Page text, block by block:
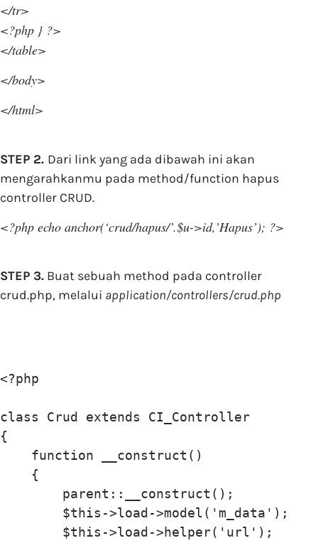
</tr>
<?php } ?>
</table>
</body>
</html>
STEP 2. Dari link yang ada dibawah ini akan
mengarahkanmu pada method/function hapus
controller CRUD.
<?php echo anchor(‘crud/hapus/’.$u->id,’Hapus’); ?>
STEP 3. Buat sebuah method pada controller
crud.php, melalui application/controllers/crud.php
<?php
class Crud extends CI_Controller
{
    function __construct()
    {
        parent::__construct();
        $this->load->model('m_data');
        $this->load->helper('url');